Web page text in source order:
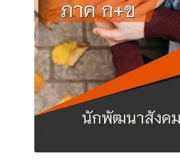
the
product
page